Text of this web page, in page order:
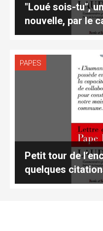
"Loué sois-tu",
nouvelle, par le
PAPES
Petit tour de
quelques